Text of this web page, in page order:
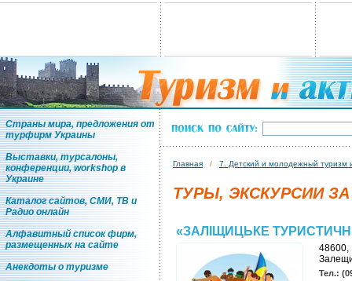
Страны мира, предложения от
турфирм Украины
Выставки, турсалоны,
конференции, workshop в
Украине
Каталог сайтов, СМИ, ТВ и
Радио онлайн
Алфавитный список фирм,
размещенных на сайте
Анекдоты о туризме
Главная / 7. Детский и молодежный туризм
ТУРЫ, ЭКСКУРСИИ
«ЗАЛІЩИЦЬКЕ
Тел.: